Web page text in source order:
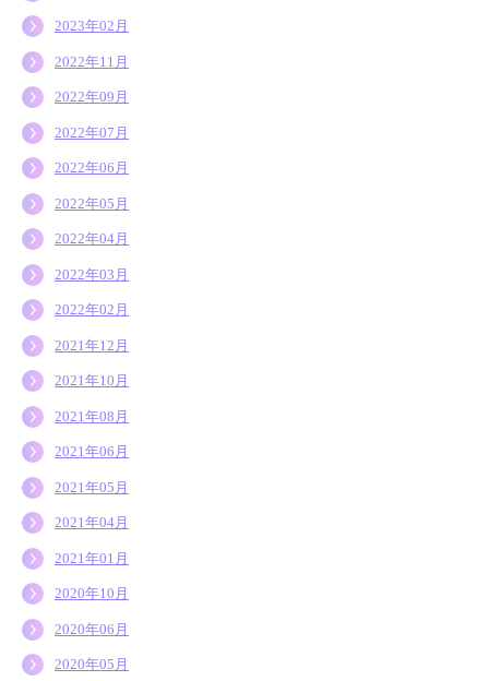
2023年02月
2022年11月
2022年09月
2022年07月
2022年06月
2022年05月
2022年04月
2022年03月
2022年02月
2021年12月
2021年10月
2021年08月
2021年06月
2021年05月
2021年04月
2021年01月
2020年10月
2020年06月
2020年05月